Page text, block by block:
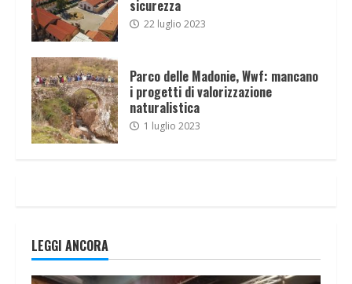
sicurezza
22 luglio 2023
Parco delle Madonie, Wwf: mancano
i progetti di valorizzazione
naturalistica
1 luglio 2023
LEGGI ANCORA